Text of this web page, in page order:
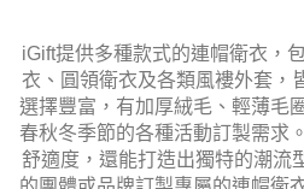
iGift提供多種款式的連帽衛衣，
衣、圓領衛衣及各類風褸外套，
選擇豐富，有加厚絨毛、輕薄毛
春秋冬季節的各種活動訂製需求
舒適度，還能打造出獨特的潮流